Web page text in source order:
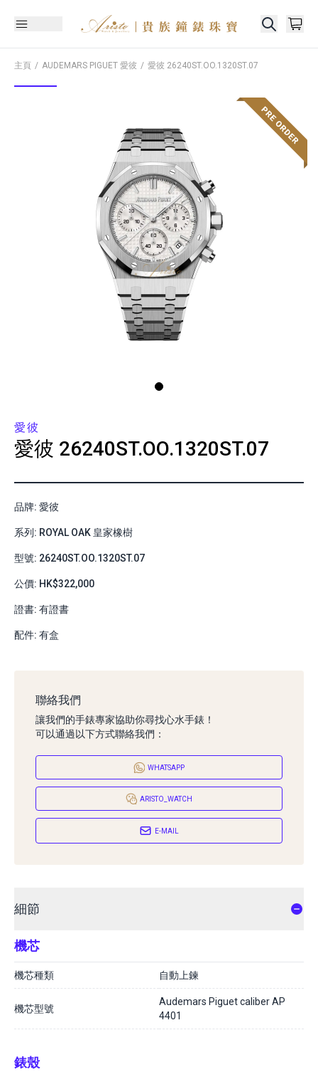
主頁 AUDEMARS PIGUET 愛彼 愛彼 26240ST.OO.1320ST.07
愛彼
愛彼 26240ST.OO.1320ST.07
品牌: 愛彼
系列: ROYAL OAK 皇家橡樹
型號: 26240ST.OO.1320ST.07
公價: HK$322,000
證書: 有證書
配件: 有盒
聯絡我們
讓我們的手錶專家協助你尋找心水手錶！
可以通過以下方式聯絡我們：
WHATSAPP
ARISTO_WATCH
E-MAIL
細節
機芯
機芯種類 自動上鍊
機芯型號
Audemars Piguet caliber AP
4401
錶殼